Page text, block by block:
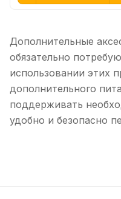
Дополнительные
обязательно
использовании этих
дополнительного
поддерживать
удобно и безопасно